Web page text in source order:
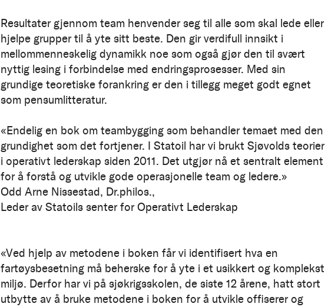
Resultater gjennom team henvender seg til alle som skal lede eller
hjelpe grupper til å yte sitt beste. Den gir verdifull innsikt i
mellommenneskelig dynamikk noe som også gjør den til svært
nyttig lesing i forbindelse med endringsprosesser. Med sin
grundige teoretiske forankring er den i tillegg meget godt egnet
som pensumlitteratur.
«Endelig en bok om teambygging som behandler temaet med den
grundighet som det fortjener. I Statoil har vi brukt Sjøvolds teorier
i operativt lederskap siden 2011. Det utgjør nå et sentralt element
for å forstå og utvikle gode operasjonelle team og ledere.»
Odd Arne Nissestad, Dr.philos.,
Leder av Statoils senter for Operativt Lederskap
«Ved hjelp av metodene i boken får vi identifisert hva en
fartøysbesetning må beherske for å yte i et usikkert og komplekst
miljø. Derfor har vi på sjøkrigsskolen, de siste 12 årene, hatt stort
utbytte av å bruke metodene i boken for å utvikle offiserer og